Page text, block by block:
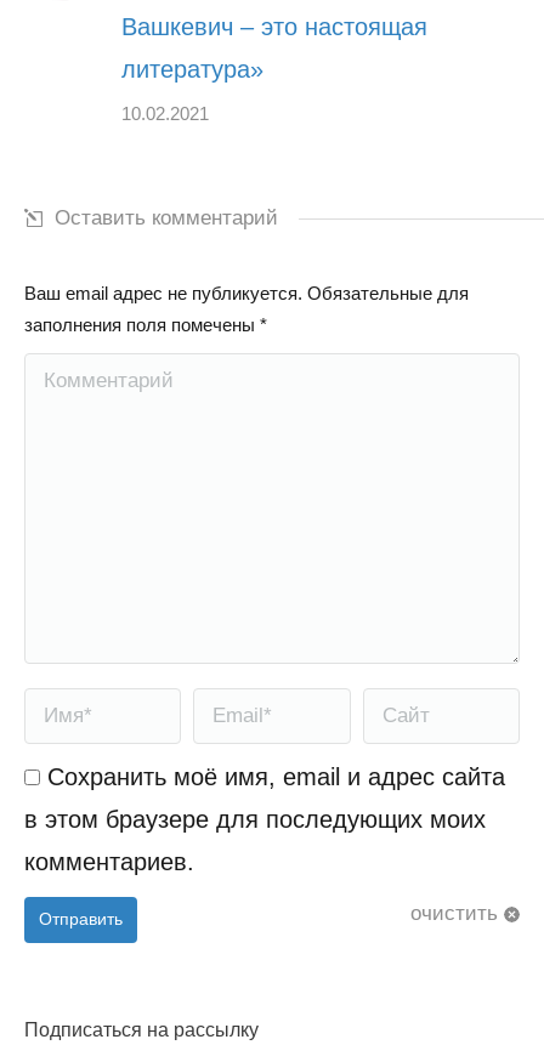
Вашкевич – это настоящая
литература»
10.02.2021
Оставить комментарий
Ваш email адрес не публикуется. Обязательные для
заполнения поля помечены *
Комментарий
Имя * Email * Сайт
Сохранить моё имя, email и адрес сайта
в этом браузере для последующих моих
комментариев.
очистить
Отправить
Подписаться на рассылку